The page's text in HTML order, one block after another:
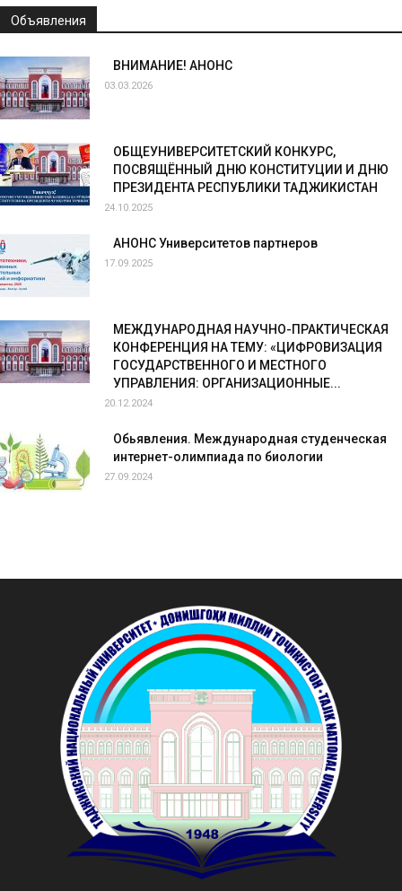
Объявления
ВНИМАНИЕ! АНОНС
03.03.2026
ОБЩЕУНИВЕРСИТЕТСКИЙ КОНКУРС,
ПОСВЯЩЁННЫЙ ДНЮ КОНСТИТУЦИИ И ДНЮ
ПРЕЗИДЕНТА РЕСПУБЛИКИ ТАДЖИКИСТАН
24.10.2025
АНОНС Университетов партнеров
17.09.2025
МЕЖДУНАРОДНАЯ НАУЧНО-ПРАКТИЧЕСКАЯ
КОНФЕРЕНЦИЯ НА ТЕМУ: «ЦИФРОВИЗАЦИЯ
ГОСУДАРСТВЕННОГО И МЕСТНОГО
УПРАВЛЕНИЯ: ОРГАНИЗАЦИОННЫЕ...
20.12.2024
Обьявления. Международная студенческая
интернет-олимпиада по биологии
27.09.2024